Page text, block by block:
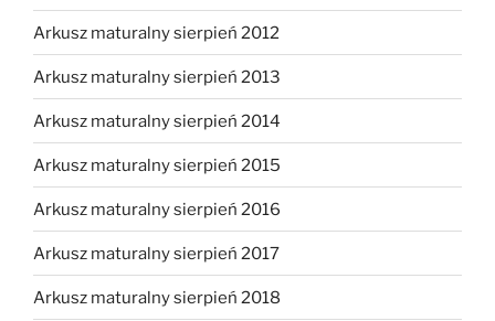
Arkusz maturalny sierpień 2012
Arkusz maturalny sierpień 2013
Arkusz maturalny sierpień 2014
Arkusz maturalny sierpień 2015
Arkusz maturalny sierpień 2016
Arkusz maturalny sierpień 2017
Arkusz maturalny sierpień 2018